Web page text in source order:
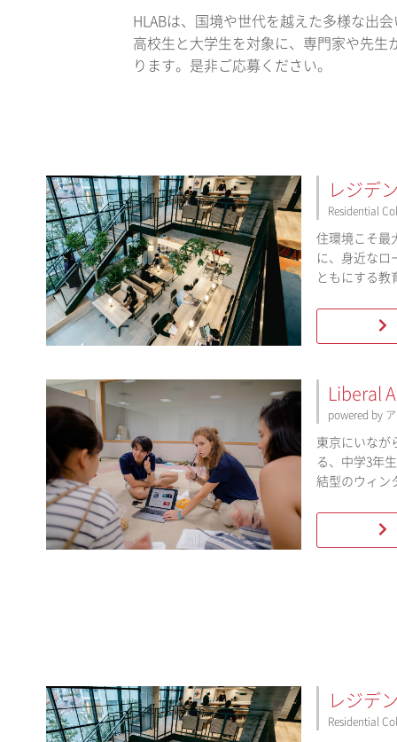
HLABは、国境や世代を越えた多様な出
高校生と大学生を対象に、専門家や先
ります。是非ご応募ください。
レジデ
Residential
住環境こそ最
に、身近なロ
ともにする教
Liberal
powered by
東京にいなが
る、中学3年
結型のウィン
レジデ
Residential